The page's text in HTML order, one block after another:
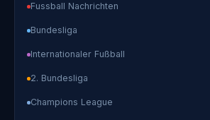
Fussball Nachrichten
Bundesliga
Internationaler Fußball
2. Bundesliga
Champions League